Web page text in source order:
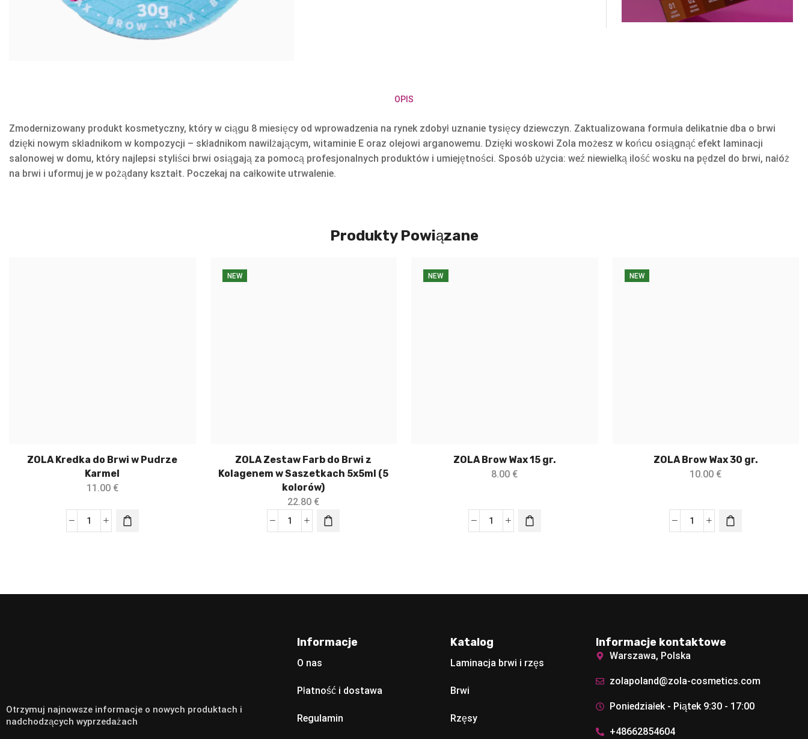
OPIS
Zmodernizowany produkt kosmetyczny, który w ciągu 8 miesięcy od wprowadzenia na rynek zdobył uznanie tysięcy dziewczyn. Zaktualizowana formuła delikatnie dba o brwi
dzięki nowym składnikom w kompozycji – składnikom nawilżającym, witaminie E oraz olejowi arganowemu. Dzięki woskowi Zola możesz w końcu osiągnąć efekt laminacji
salonowej w domu, który najlepsi styliści brwi osiągają za pomocą profesjonalnych produktów i umiejętności. Sposób użycia: weź niewielką ilość wosku na pędzel do brwi, nałóż
na brwi i uformuj je w pożądany kształt. Poczekaj na całkowite utrwalenie.
Produkty Powiązane
ZOLA Kredka do Brwi w Pudrze
Karmel
11.00 €
NEW
ZOLA Zestaw Farb do Brwi z
Kolagenem w Saszetkach 5x5ml (5
kolorów)
22.80 €
NEW
ZOLA Brow Wax 15 gr.
8.00 €
NEW
ZOLA Brow Wax 30 gr.
10.00 €
Otrzymuj najnowsze informacje o nowych produktach i
nadchodzących wyprzedażach
Informacje
O nas
Płatność i dostawa
Regulamin
Katalog
Laminacja brwi i rzęs
Brwi
Rzęsy
Informacje kontaktowe
Warszawa, Polska
zolapoland@zola-cosmetics.com
Poniedziałek - Piątek 9:30 - 17:00
+48662854604